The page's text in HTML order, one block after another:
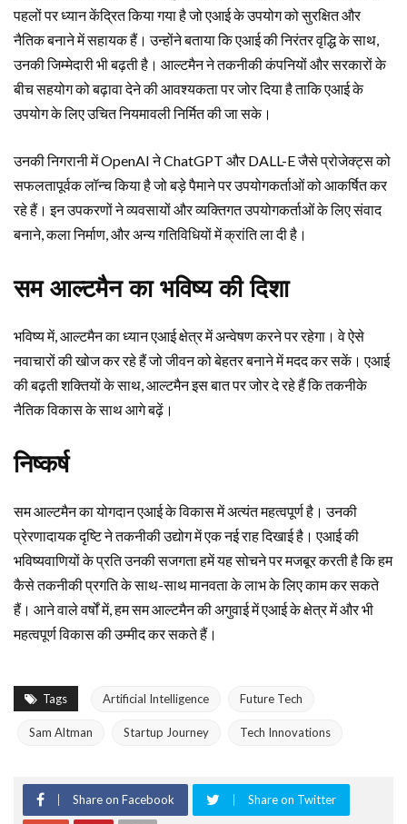
पहलों पर ध्यान केंद्रित किया गया है जो एआई के उपयोग को सुरक्षित और
नैतिक बनाने में सहायक हैं। उन्होंने बताया कि एआई की निरंतर वृद्धि के साथ,
उनकी जिम्मेदारी भी बढ़ती है। आल्टमैन ने तकनीकी कंपनियों और सरकारों के
बीच सहयोग को बढ़ावा देने की आवश्यकता पर जोर दिया है ताकि एआई के
उपयोग के लिए उचित नियमावली निर्मित की जा सके।
उनकी निगरानी में OpenAI ने ChatGPT और DALL-E जैसे प्रोजेक्ट्स को
सफलतापूर्वक लॉन्च किया है जो बड़े पैमाने पर उपयोगकर्ताओं को आकर्षित कर
रहे हैं। इन उपकरणों ने व्यवसायों और व्यक्तिगत उपयोगकर्ताओं के लिए संवाद
बनाने, कला निर्माण, और अन्य गतिविधियों में क्रांति ला दी है।
सम आल्टमैन का भविष्य की दिशा
भविष्य में, आल्टमैन का ध्यान एआई क्षेत्र में अन्वेषण करने पर रहेगा। वे ऐसे
नवाचारों की खोज कर रहे हैं जो जीवन को बेहतर बनाने में मदद कर सकें। एआई
की बढ़ती शक्तियों के साथ, आल्टमैन इस बात पर जोर दे रहे हैं कि तकनीके
नैतिक विकास के साथ आगे बढ़ें।
निष्कर्ष
सम आल्टमैन का योगदान एआई के विकास में अत्यंत महत्वपूर्ण है। उनकी
प्रेरणादायक दृष्टि ने तकनीकी उद्योग में एक नई राह दिखाई है। एआई की
भविष्यवाणियों के प्रति उनकी सजगता हमें यह सोचने पर मजबूर करती है कि हम
कैसे तकनीकी प्रगति के साथ-साथ मानवता के लाभ के लिए काम कर सकते
हैं। आने वाले वर्षों में, हम सम आल्टमैन की अगुवाई में एआई के क्षेत्र में और भी
महत्वपूर्ण विकास की उम्मीद कर सकते हैं।
Tags Artificial Intelligence Future Tech
Sam Altman Startup Journey Tech Innovations
Share on Facebook Share on Twitter